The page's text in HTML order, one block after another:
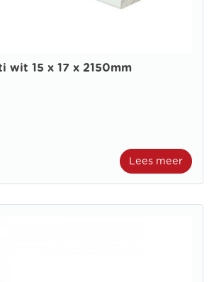
wit 15 x 17 x 2150mm
Lees meer